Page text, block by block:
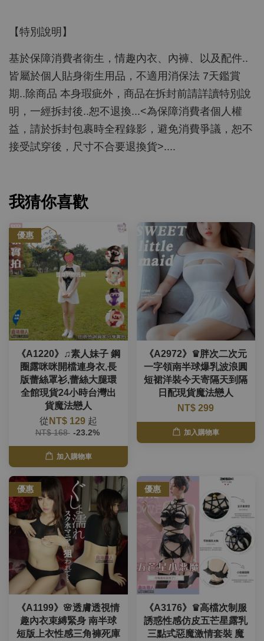
【特別說明】
基於保障消費者衛生，情趣內衣、內褲、以及配件..
皆屬於個人貼身衛生用品，不適用消保法 7天鑑賞
期..除商品 本身瑕疵外，商品在拆封前請詳讀特別說
明，一經拆封後..恕不退換...<為保障消費者個人權
益，請於拆封包裹時全程錄影，避免消費爭議，恕不
接受試穿後，尺寸不合要退換貨>....
我猜你喜歡
優惠
《A1220》♫素人妹子 鋼
圈露咪咪開檔連身衣,長
版蕾絲罩衫,蕾絲大腿環
全館現貨24小時台灣出
貨魔法戀人
從 NT$ 129 起
NT$ 168 -23.2%
加入購物車
《A2972》♛胖次二次元
一字領南半球爆乳波浪圓
短裙洋裝今天寄隔天到隔
日配現貨魔法戀人
NT$ 299
加入購物車
優惠
《A1199》🌸透膚透視情
趣內衣束縛緊身 南半球
短版上衣性感三角褲死庫
優惠
《A3176》♛高檔次制服
誘惑性感仿皮五芒星露乳
三點式惡魔激情套裝 魔